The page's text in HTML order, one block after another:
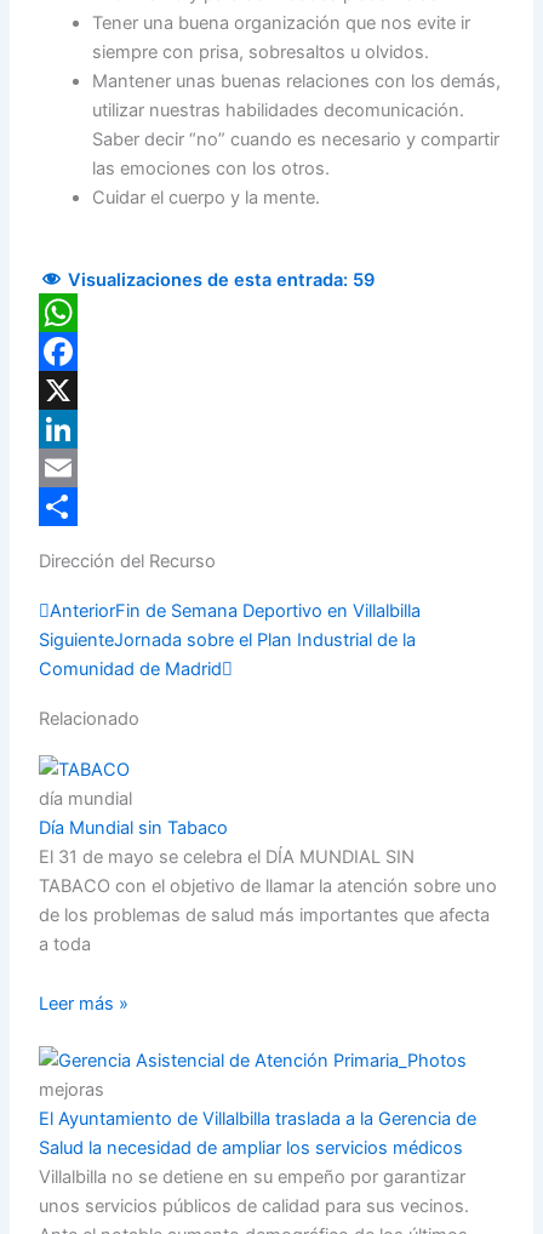
Tener una buena organización que nos evite ir
siempre con prisa, sobresaltos u olvidos.
Mantener unas buenas relaciones con los demás,
utilizar nuestras habilidades decomunicación.
Saber decir “no” cuando es necesario y compartir
las emociones con los otros.
Cuidar el cuerpo y la mente.
Visualizaciones de esta entrada: 59
WhatsApp
Facebook
X
LinkedIn
Email
Dirección del Recurso
Prev
AnteriorFin de Semana Deportivo en Villalbilla
SiguienteJornada sobre el Plan Industrial de la
Comunidad de Madrid
Next
Relacionado
día mundial
Día Mundial sin Tabaco
El 31 de mayo se celebra el DÍA MUNDIAL SIN
TABACO con el objetivo de llamar la atención sobre uno
de los problemas de salud más importantes que afecta
a toda
Leer más »
mejoras
El Ayuntamiento de Villalbilla traslada a la Gerencia de
Salud la necesidad de ampliar los servicios médicos
Villalbilla no se detiene en su empeño por garantizar
unos servicios públicos de calidad para sus vecinos.